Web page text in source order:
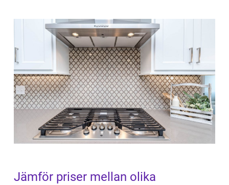
Jämför priser mellan olika